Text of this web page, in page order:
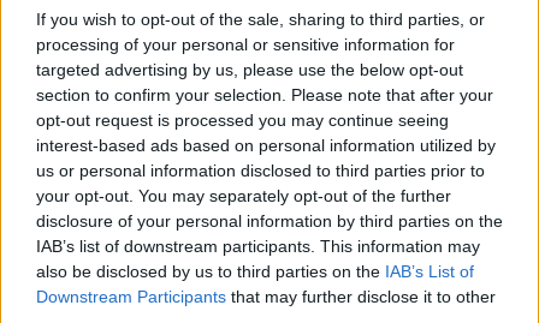
If you wish to opt-out of the sale, sharing to third parties, or
processing of your personal or sensitive information for
targeted advertising by us, please use the below opt-out
section to confirm your selection. Please note that after your
opt-out request is processed you may continue seeing
interest-based ads based on personal information utilized by
us or personal information disclosed to third parties prior to
your opt-out. You may separately opt-out of the further
disclosure of your personal information by third parties on the
IAB’s list of downstream participants. This information may
also be disclosed by us to third parties on the IAB’s List of
Downstream Participants that may further disclose it to other
πρόσβασης σε ηλεκτρονικές υπηρεσίες,
ψηφιακές συναλλαγές και εφαρμογές του
Δημοσίου.
Το ποσό της επιδότησης θα αγγίζει τα 70
ευρώ ανά συσκευή και η έκπτωση θα είναι
άμεσα στο ταμείο καθώς το ποσό του
voucher θα αφαιρείται κατευθείαν
(απευθείας αφαίρεση) κατά τη στιγμή της
αγοράς.